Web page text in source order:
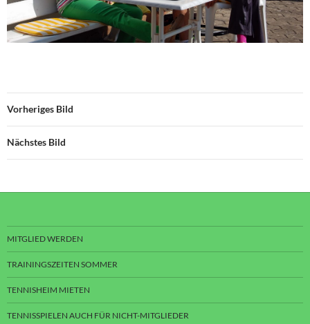
Vorheriges Bild
Nächstes Bild
MITGLIED WERDEN
TRAININGSZEITEN SOMMER
TENNISHEIM MIETEN
TENNISSPIELEN AUCH FÜR NICHT-MITGLIEDER